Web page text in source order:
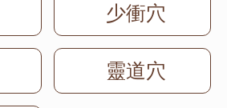
少衝穴
靈道穴